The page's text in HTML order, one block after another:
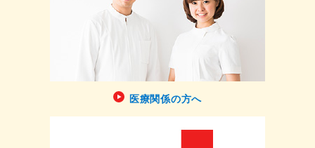
医療関係の方へ